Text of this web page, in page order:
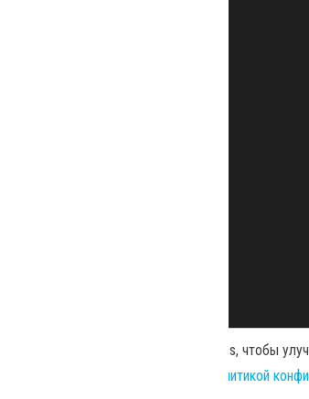
Наш сайт использует файлы cookies, чтобы
политикой